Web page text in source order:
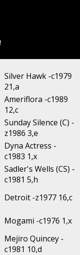
Silver Hawk -c1979
21,a
Ameriflora -c1989
12,c
Sunday Silence (C) -
z1986 3,e
Dyna Actress -
c1983 1,x
Sadler's Wells (CS) -
c1981 5,h
Detroit -z1977 16,c
Mogami -c1976 1,x
Mejiro Quincey -
c1981 10,d